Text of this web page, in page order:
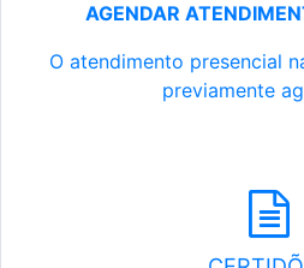
AGENDAR
O atendimento presencial
previamente